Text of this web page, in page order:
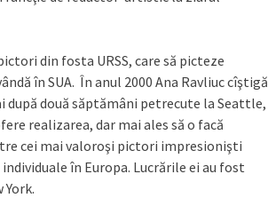
din fosta URSS, care să picteze
în SUA. În anul 2000 Ana Ravliuc cîştigă
după două săptămâni petrecute la Seattle,
realizarea, dar mai ales să o facă
cei mai valoroşi pictori impresionişti
în Europa. Lucrările ei au fost